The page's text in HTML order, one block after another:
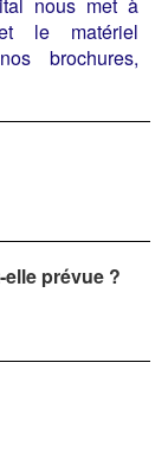
le matériel
brochures,
prévue ?